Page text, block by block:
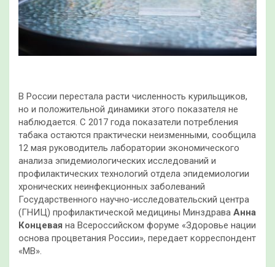
В России перестала расти численность курильщиков,
но и положительной динамики этого показателя не
наблюдается. С 2017 года показатели потребления
табака остаются практически неизменными, сообщила
12 мая руководитель лаборатории экономического
анализа эпидемиологических исследований и
профилактических технологий отдела эпидемиологии
хронических неинфекционных заболеваний
Государственного научно-исследовательский центра
(ГНИЦ) профилактической медицины Минздрава Анна
Концевая на Всероссийском форуме «Здоровье нации
основа процветания России», передает корреспондент
«МВ».